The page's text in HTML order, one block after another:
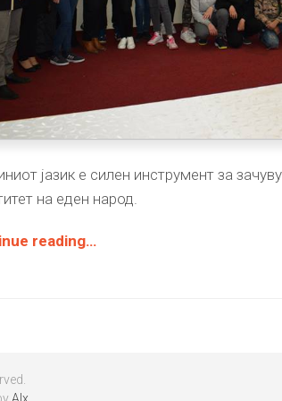
јазик е силен инструмент за
на еден народ.
reading…
Alx